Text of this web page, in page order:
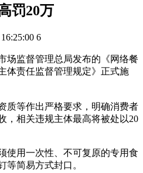
罚20万
6
场监督管理总局发布的《网络餐
体责任监督管理规定》正式施
质等作出严格要求，明确消费者
，相关违规主体最高将被处以20
使用一次性、不可复原的专用食
等简易方式封口。